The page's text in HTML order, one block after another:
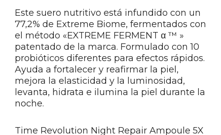
Este suero nutritivo está infundido con un
77,2% de Extreme Biome, fermentados con
el método «EXTREME FERMENT α ™ »
patentado de la marca. Formulado con 10
probióticos diferentes para efectos rápidos.
Ayuda a fortalecer y reafirmar la piel,
mejora la elasticidad y la luminosidad,
levanta, hidrata e ilumina la piel durante la
noche.
Time Revolution Night Repair Ampoule 5X